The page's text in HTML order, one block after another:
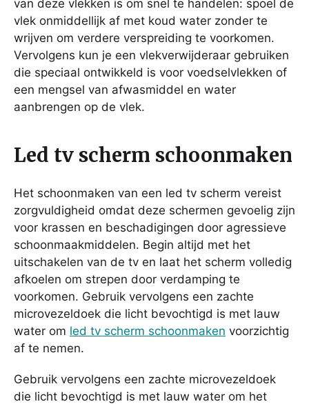
van deze vlekken is om snel te handelen: spoel de
vlek onmiddellijk af met koud water zonder te
wrijven om verdere verspreiding te voorkomen.
Vervolgens kun je een vlekverwijderaar gebruiken
die speciaal ontwikkeld is voor voedselvlekken of
een mengsel van afwasmiddel en water
aanbrengen op de vlek.
Led tv scherm schoonmaken
Het schoonmaken van een led tv scherm vereist
zorgvuldigheid omdat deze schermen gevoelig zijn
voor krassen en beschadigingen door agressieve
schoonmaakmiddelen. Begin altijd met het
uitschakelen van de tv en laat het scherm volledig
afkoelen om strepen door verdamping te
voorkomen. Gebruik vervolgens een zachte
microvezeldoek die licht bevochtigd is met lauw
water om led tv scherm schoonmaken voorzichtig
af te nemen.
Gebruik vervolgens een zachte microvezeldoek
die licht bevochtigd is met lauw water om het